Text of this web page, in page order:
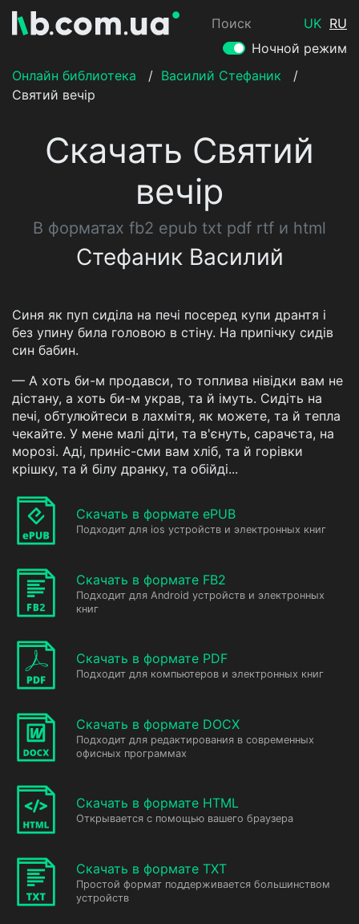
Поиск UK RU
Ночной режим
Онлайн библиотека
/ Василий Стефаник
/
Святий вечір
Скачать Святий
вечір
В форматах fb2 epub txt pdf rtf и html
Стефаник Василий
Синя як пуп сиділа на печі посеред купи дрантя і
без упину била головою в стіну. На припічку сидів
син бабин.
— А хоть би-м продавси, то топлива нівідки вам не
дістану, а хоть би-м украв, та й імуть. Сидіть на
печі, обтулюйтеси в лахмітя, як можете, та й тепла
чекайте. У мене малі діти, та в'єнуть, сарачєта, на
морозі. Аді, приніс-сми вам хліб, та й горівки
крішку, та й білу дранку, та обійді...
Скачать в формате ePUB
Подходит для ios устройств и электронных книг
Скачать в формате FB2
Подходит для Android устройств и электронных
книг
Скачать в формате PDF
Подходит для компьютеров и электронных книг
Скачать в формате DOCX
Подходит для редактирования в современных
офисных программах
Скачать в формате HTML
Открывается с помощью вашего браузера
Скачать в формате TXT
Простой формат поддерживается большинством
устройств